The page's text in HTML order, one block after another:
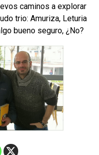
caminos a explorar
trio: Amuriza, Leturia
bueno seguro, ¿No?